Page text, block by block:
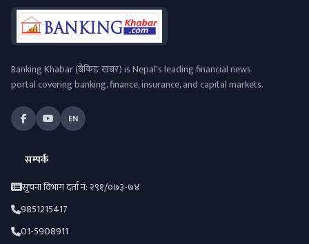
Banking Khabar (बैंकिङ खबर) is Nepal's leading financial news
portal covering banking, finance, insurance, and capital markets.
EN
सम्पर्क
सूचना विभाग दर्ता नं: २९१/०७३-७४
9851215417
01-5908911